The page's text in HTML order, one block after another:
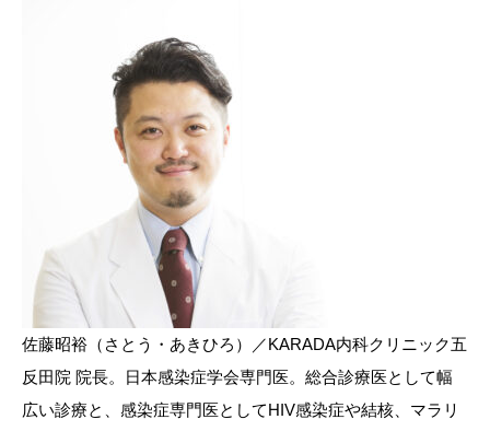
佐藤昭裕（さとう・あきひろ）／KARADA内科クリニック五
反田院 院長。日本感染症学会専門医。総合診療医として幅
広い診療と、感染症専門医としてHIV感染症や結核、マラリ